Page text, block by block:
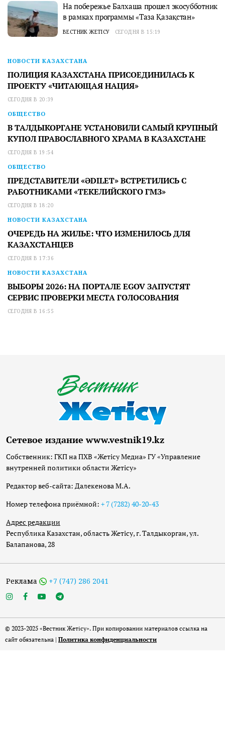
На побережье Балхаша прошел экосубботник
в рамках программы «Таза Қазақстан»
ВЕСТНИК ЖЕТІСУ СЕГОДНЯ В 15:19
НОВОСТИ КАЗАХСТАНА
ПОЛИЦИЯ КАЗАХСТАНА ПРИСОЕДИНИЛАСЬ К
ПРОЕКТУ «ЧИТАЮЩАЯ НАЦИЯ»
СЕГОДНЯ В 20:39
ОБЩЕСТВО
В ТАЛДЫКОРГАНЕ УСТАНОВИЛИ САМЫЙ КРУПНЫЙ
КУПОЛ ПРАВОСЛАВНОГО ХРАМА В КАЗАХСТАНЕ
СЕГОДНЯ В 19:54
ОБЩЕСТВО
ПРЕДСТАВИТЕЛИ «ӘDILET» ВСТРЕТИЛИСЬ С
РАБОТНИКАМИ «ТЕКЕЛИЙСКОГО ГМЗ»
СЕГОДНЯ В 18:20
НОВОСТИ КАЗАХСТАНА
ОЧЕРЕДЬ НА ЖИЛЬЕ: ЧТО ИЗМЕНИЛОСЬ ДЛЯ
КАЗАХСТАНЦЕВ
СЕГОДНЯ В 17:36
НОВОСТИ КАЗАХСТАНА
ВЫБОРЫ 2026: НА ПОРТАЛЕ EGOV ЗАПУСТЯТ
СЕРВИС ПРОВЕРКИ МЕСТА ГОЛОСОВАНИЯ
СЕГОДНЯ В 16:55
Сетевое издание www.vestnik19.kz
Собственник: ГКП на ПХВ «Жетісу Медиа» ГУ «Управление
внутренней политики области Жетісу»
Редактор веб-сайта: Далекенова М.А.
Номер телефона приёмной: + 7 (7282) 40-20-43
Адрес редакции
Республика Казахстан, область Жетісу, г. Талдыкорган, ул.
Балапанова, 28
Реклама +7 (747) 286 2041
© 2023-2025 «Вестник Жетісу». При копировании материалов ссылка на
сайт обязательна | Политика конфиденциальности